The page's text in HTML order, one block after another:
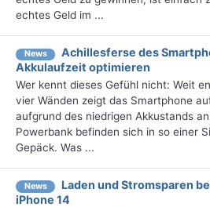
echtes Geld im ...
News
Achillesferse des
Akkulaufzeit optimieren
Wer kennt dieses Gefühl nicht: Weit
vier Wänden zeigt das Smartphone
aufgrund des niedrigen Akkustands
Powerbank befinden sich in so einer
Gepäck. Was ...
News
Laden und Stromsparen
iPhone 14